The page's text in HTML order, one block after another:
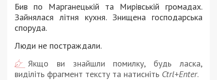
Бив по Марганецькій та Мирівській громадах.
Зайнялася літня кухня. Знищена господарська
споруда.
Люди не постраждали.
Якщо ви знайшли помилку, будь ласка,
виділіть фрагмент тексту та натисніть Ctrl+Enter.